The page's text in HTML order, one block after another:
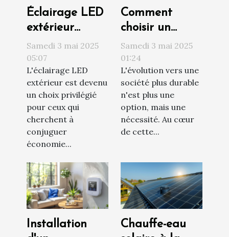
Éclairage LED
extérieur
comment
choisir pour
économiser et
embellir votre
espace
Samedi 3 mai 2025
05:07
L'éclairage LED
extérieur est devenu
un choix privilégié
pour ceux qui
cherchent à
conjuguer
économie...
Comment
choisir un
fournisseur
d'électricité qui
finance la
transition
énergétique ?
Samedi 3 mai 2025
01:24
L'évolution vers une
société plus durable
n'est plus une
option, mais une
nécessité. Au cœur
de cette...
Installation
Chauffe-eau